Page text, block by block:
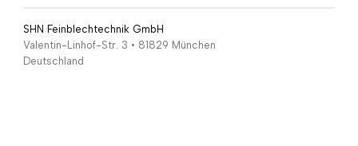
SHN Feinblechtechnik GmbH
Valentin-Linhof-Str. 3 • 81829 München
Deutschland